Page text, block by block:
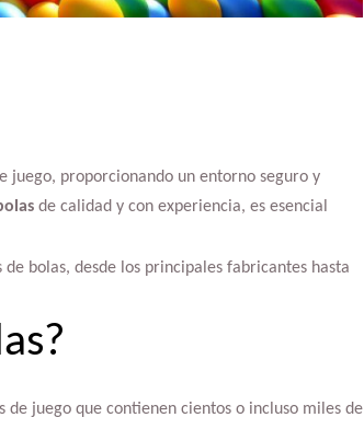
juego, proporcionando un entorno seguro y
de calidad y con experiencia, es esencial
bolas, desde los principales fabricantes hasta
de juego que contienen cientos o incluso miles de